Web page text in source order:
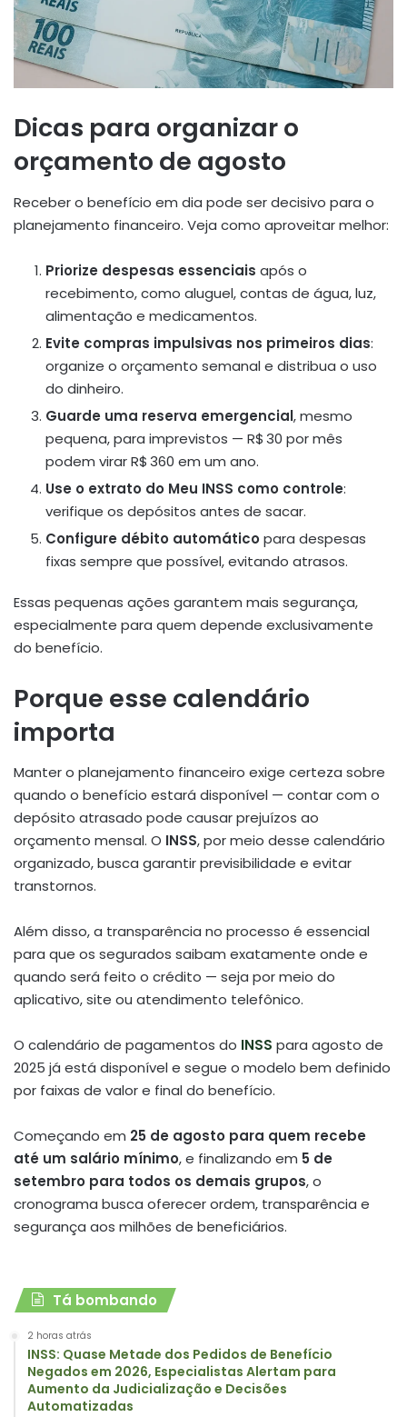
Dicas para organizar o
orçamento de agosto
Receber o benefício em dia pode ser decisivo para o
planejamento financeiro. Veja como aproveitar melhor:
Priorize despesas essenciais após o
recebimento, como aluguel, contas de água, luz,
alimentação e medicamentos.
Evite compras impulsivas nos primeiros dias:
organize o orçamento semanal e distribua o uso
do dinheiro.
Guarde uma reserva emergencial, mesmo
pequena, para imprevistos — R$ 30 por mês
podem virar R$ 360 em um ano.
Use o extrato do Meu INSS como controle:
verifique os depósitos antes de sacar.
Configure débito automático para despesas
fixas sempre que possível, evitando atrasos.
Essas pequenas ações garantem mais segurança,
especialmente para quem depende exclusivamente
do benefício.
Porque esse calendário
importa
Manter o planejamento financeiro exige certeza sobre
quando o benefício estará disponível — contar com o
depósito atrasado pode causar prejuízos ao
orçamento mensal. O INSS, por meio desse calendário
organizado, busca garantir previsibilidade e evitar
transtornos.
Além disso, a transparência no processo é essencial
para que os segurados saibam exatamente onde e
quando será feito o crédito — seja por meio do
aplicativo, site ou atendimento telefônico.
O calendário de pagamentos do INSS para agosto de
2025 já está disponível e segue o modelo bem definido
por faixas de valor e final do benefício.
Começando em 25 de agosto para quem recebe
até um salário mínimo, e finalizando em 5 de
setembro para todos os demais grupos, o
cronograma busca oferecer ordem, transparência e
segurança aos milhões de beneficiários.
Tá bombando
2 horas atrás
INSS: Quase Metade dos Pedidos de Benefício
Negados em 2026, Especialistas Alertam para
Aumento da Judicialização e Decisões
Automatizadas